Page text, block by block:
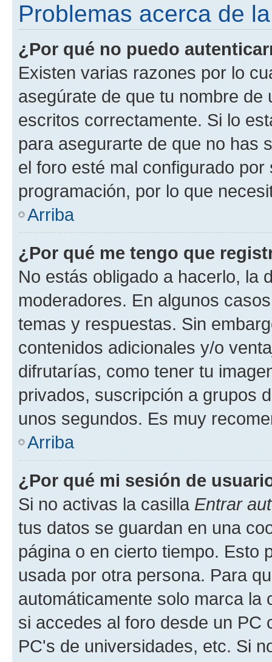
Problemas acerca de
¿Por qué no puedo
Existen varias razones por lo
asegúrate de que tu nombre
escritos correctamente. Si lo
para asegurarte de que no has
el foro esté mal configurado
programación, por lo que
Arriba
¿Por qué me tengo que
No estás obligado a hacerlo, la
moderadores. En algunos
temas y respuestas. Sin
contenidos adicionales y/o
difrutarías, como tener tu
privados, suscripción a grupos
unos segundos. Es muy
Arriba
¿Por qué mi sesión de
Si no activas la casilla Entrar
tus datos se guardan en una
página o en cierto tiempo. Esto
usada por otra persona. Para
automáticamente solo marca la
si accedes al foro desde un PC
PC's de universidades, etc. Si